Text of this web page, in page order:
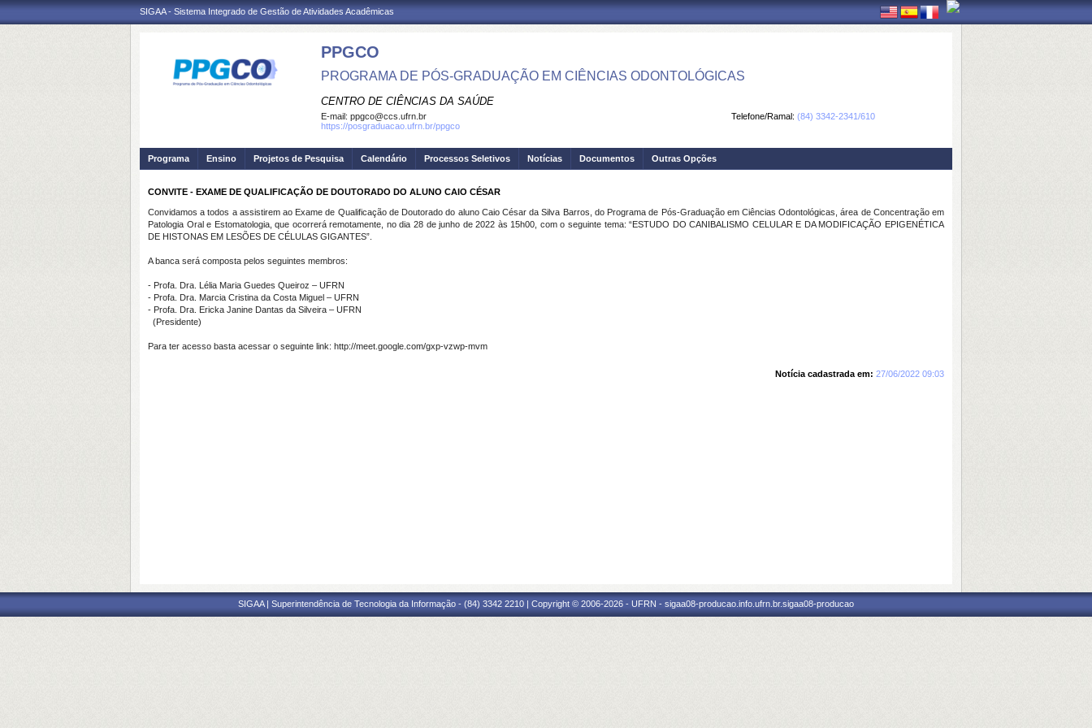
SIGAA - Sistema Integrado de Gestão de Atividades Acadêmicas
PPGCO
PROGRAMA DE PÓS-GRADUAÇÃO EM CIÊNCIAS ODONTOLÓGICAS
CENTRO DE CIÊNCIAS DA SAÚDE
Telefone/Ramal: (84) 3342-2341/610
E-mail: ppgco@ccs.ufrn.br
https://posgraduacao.ufrn.br/ppgco
Programa Ensino Projetos de Pesquisa Calendário Processos Seletivos Notícias Documentos Outras Opções
CONVITE - EXAME DE QUALIFICAÇÃO DE DOUTORADO DO ALUNO CAIO CÉSAR
Convidamos a todos a assistirem ao Exame de Qualificação de Doutorado do aluno Caio César da Silva Barros, do Programa de Pós-Graduação em Ciências Odontológicas, área de Concentração em
Patologia Oral e Estomatologia, que ocorrerá remotamente, no dia 28 de junho de 2022 às 15h00, com o seguinte tema: “ESTUDO DO CANIBALISMO CELULAR E DA MODIFICAÇÃO EPIGENÉTICA
DE HISTONAS EM LESÕES DE CÉLULAS GIGANTES”.
A banca será composta pelos seguintes membros:
- Profa. Dra. Lélia Maria Guedes Queiroz – UFRN
- Profa. Dra. Marcia Cristina da Costa Miguel – UFRN
- Profa. Dra. Ericka Janine Dantas da Silveira – UFRN
(Presidente)
Para ter acesso basta acessar o seguinte link: http://meet.google.com/gxp-vzwp-mvm
Notícia cadastrada em: 27/06/2022 09:03
SIGAA | Superintendência de Tecnologia da Informação - (84) 3342 2210 | Copyright © 2006-2026 - UFRN - sigaa08-producao.info.ufrn.br.sigaa08-producao